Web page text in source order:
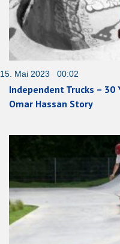
15. Mai 2023 00:02
Independent Trucks –
Omar Hassan Story